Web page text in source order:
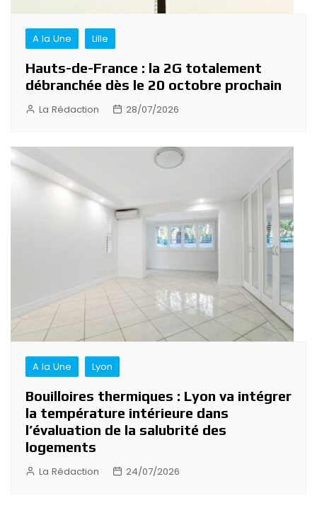
A la Une Lille
Hauts-de-France : la 2G totalement
débranchée dès le 20 octobre prochain
La Rédaction 28/07/2026
A la Une Lyon
Bouilloires thermiques : Lyon va intégrer
la température intérieure dans
l’évaluation de la salubrité des
logements
La Rédaction 24/07/2026